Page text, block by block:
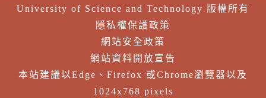
University of Science and Technology 版權所有
隱私權保護政策
網站安全政策
網站資料開放宣告
本站建議以Edge、Firefox 或Chrome瀏覽器以及
1024x768 pixels